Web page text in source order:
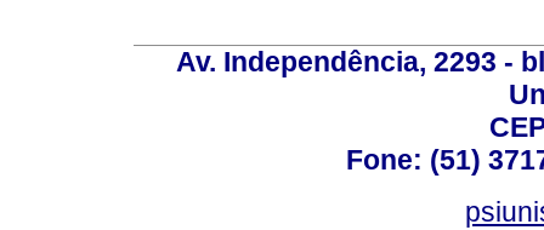
Av. Independência, 2293 -
Fone: (51)